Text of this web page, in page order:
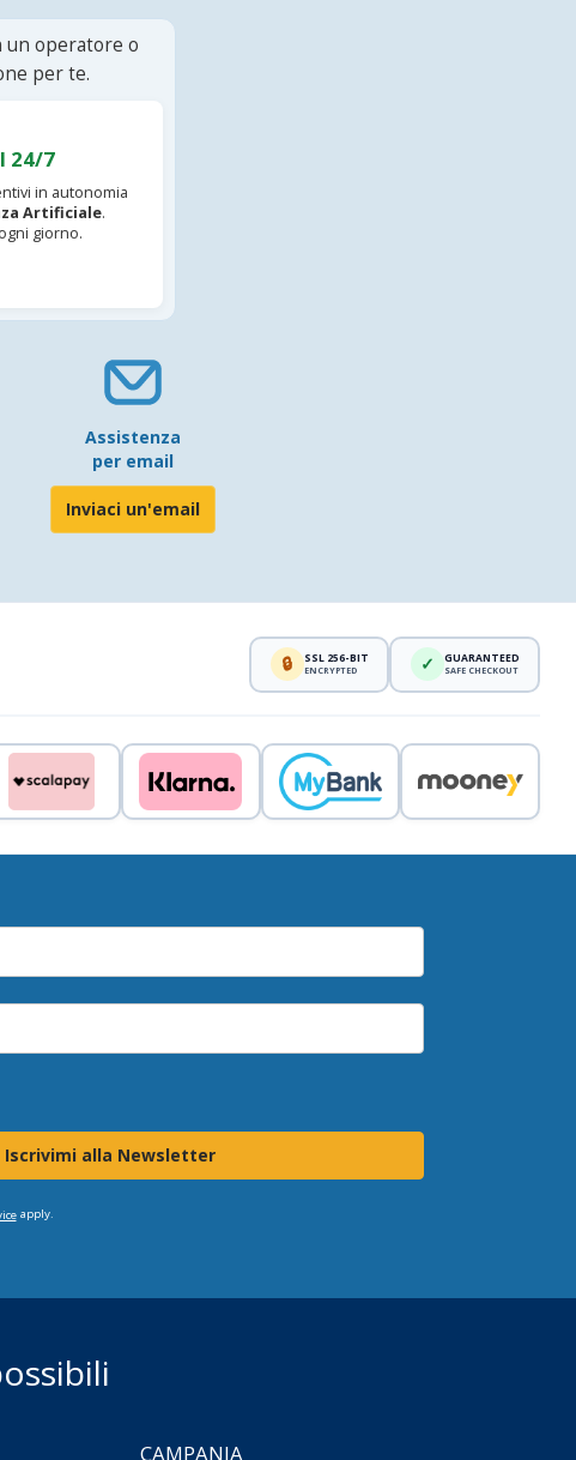
un operatore o
per te.
24/7
in autonomia
Artificiale.
giorno.
Assistenza
per email
Inviaci un'email
🔒 SSL 256-BIT
ENCRYPTED ✓ GUARANTEED
SAFE CHECKOUT
Iscrivimi alla Newsletter
apply.
CAMPANIA